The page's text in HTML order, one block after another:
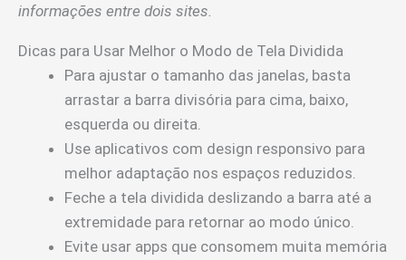
informações entre dois sites.
Dicas para Usar Melhor o Modo de Tela Dividida
Para ajustar o tamanho das janelas, basta
arrastar a barra divisória para cima, baixo,
esquerda ou direita.
Use aplicativos com design responsivo para
melhor adaptação nos espaços reduzidos.
Feche a tela dividida deslizando a barra até a
extremidade para retornar ao modo único.
Evite usar apps que consomem muita memória